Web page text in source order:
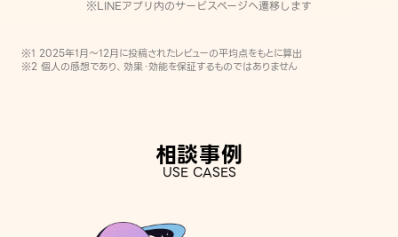
※LINEアプリ内のサービスページへ遷移します
※1 2025年1月〜12月に投稿されたレビューの平均点をもとに算出
※2 個人の感想であり、効果・効能を保証するものではありません
相談事例
USE CASES